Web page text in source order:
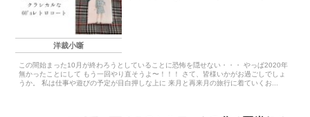
洋裁小噺
この間始まった10月が終わろうとしていることに恐怖を隠せない・・・ やっぱ2020年
無かったことにして もう一回やり直そうよ〜！！！ さて、皆様いかがお過ごしでしょ
うか。 私は仕事や遊びの予定が目白押しな上に 来月と再来月の旅行に着ていくお...